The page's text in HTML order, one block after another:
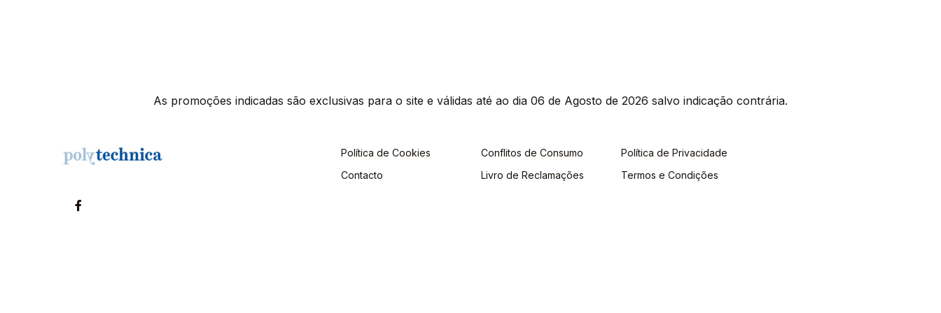
As promoções indicadas são exclusivas para o site e válidas até ao dia 06 de Agosto de 2026 salvo indicação contrária.
Política de Cookies
Contacto
Conflitos de Consumo
Livro de Reclamações
Política de Privacidade
Termos e Condições